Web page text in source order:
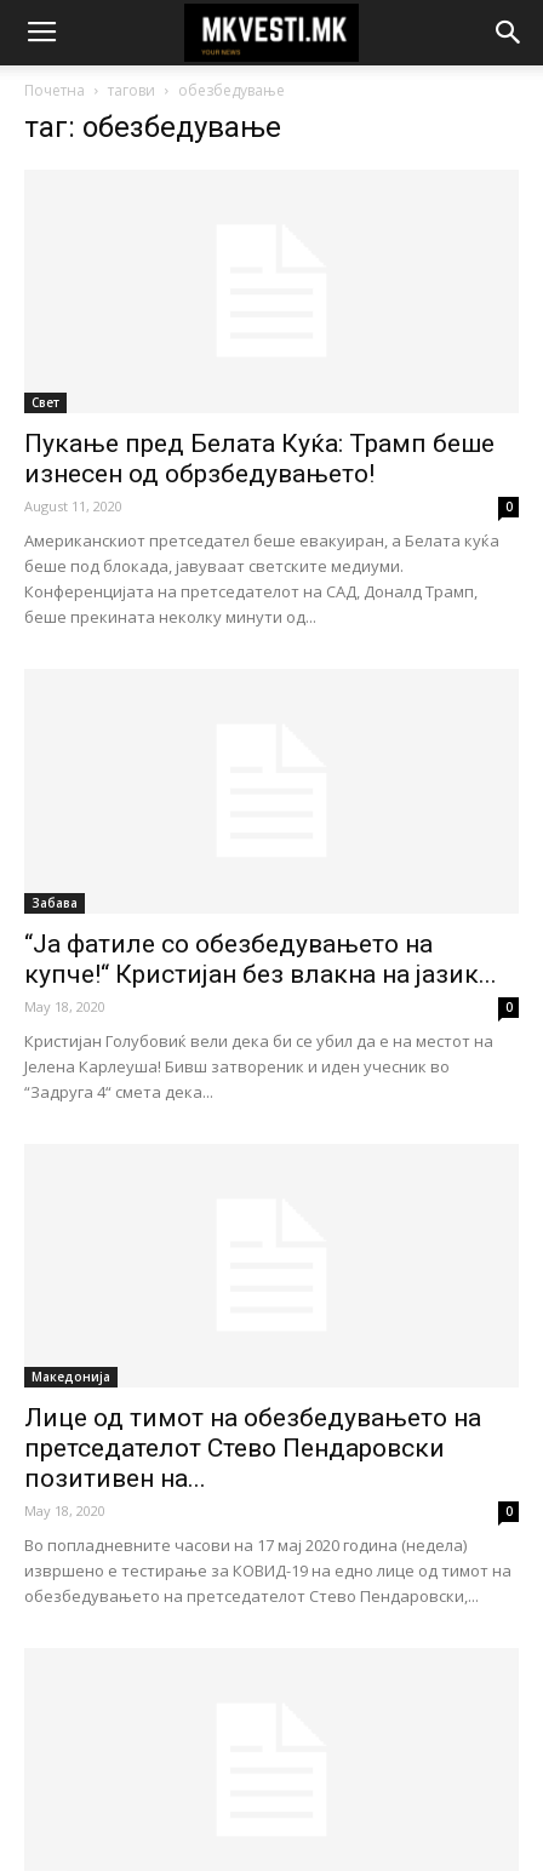
Почетна тагови обезбедување
таг: обезбедување
Свет
Пукање пред Белата Куќа: Трамп беше
изнесен од обрзбедувањето!
August 11, 2020 0
Американскиот претседател беше евакуиран, а Белата куќа
беше под блокада, јавуваат светските медиуми.
Конференцијата на претседателот на САД, Доналд Трамп,
беше прекината неколку минути од...
Забава
“Ја фатиле со обезбедувањето на
купче!“ Кристијан без влакна на јазик...
May 18, 2020 0
Кристијан Голубовиќ вели дека би се убил да е на местот на
Јелена Карлеуша! Бивш затвореник и иден учесник во
“Задруга 4“ смета дека...
Македонија
Лице од тимот на обезбедувањето на
претседателот Стево Пендаровски
позитивен на...
May 18, 2020 0
Во попладневните часови на 17 мај 2020 година (недела)
извршено е тестирање за КОВИД-19 на едно лице од тимот на
обезбедувањето на претседателот Стево Пендаровски,...